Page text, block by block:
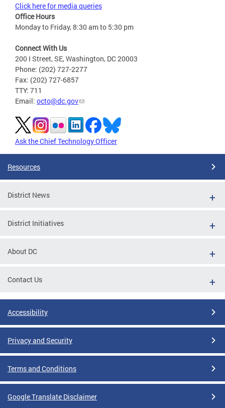
Click here for media queries
Office Hours
Monday to Friday, 8:30 am to 5:30 pm
Connect With Us
200 I Street, SE, Washington, DC 20003
Phone: (202) 727-2277
Fax: (202) 727-6857
TTY: 711
Email: octo@dc.gov
Ask the Chief Technology Officer
Resources
District News
District Initiatives
About DC
Contact Us
Accessibility
Privacy and Security
Terms and Conditions
Google Translate Disclaimer